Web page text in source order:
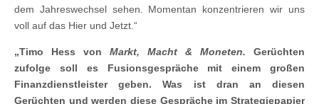
dem Jahreswechsel sehen. Momentan konzentrieren wir uns
voll auf das Hier und Jetzt.“
„Timo Hess von Markt, Macht & Moneten. Gerüchten
zufolge soll es Fusionsgespräche mit einem großen
Finanzdienstleister geben. Was ist dran an diesen
Gerüchten und werden diese Gespräche im Strategiepapier